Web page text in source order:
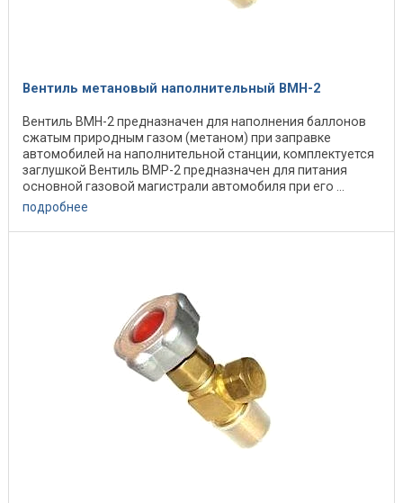
Вентиль метановый наполнительный ВМН-2
Вентиль ВМН-2 предназначен для наполнения баллонов
сжатым природным газом (метаном) при заправке
автомобилей на наполнительной станции, комплектуется
заглушкой Вентиль ВМР-2 предназначен для питания
основной газовой магистрали автомобиля при его ...
подробнее